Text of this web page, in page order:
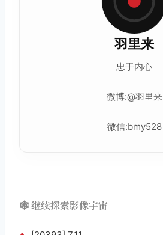
羽里来
忠于内心
微博:@羽里来
微信:bmy528
🕸️ 继续探索影像宇宙